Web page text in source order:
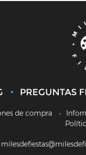
PREGUNTAS
de compra